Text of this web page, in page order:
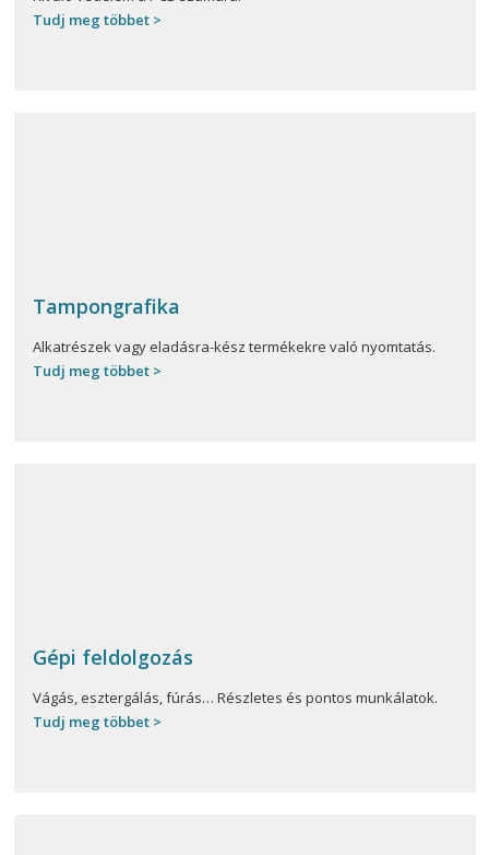
Tudj meg többet >
Tampongrafika
Alkatrészek vagy eladásra-kész termékekre való nyomtatás.
Tudj meg többet >
Gépi feldolgozás
Vágás, esztergálás, fúrás… Részletes és pontos munkálatok.
Tudj meg többet >